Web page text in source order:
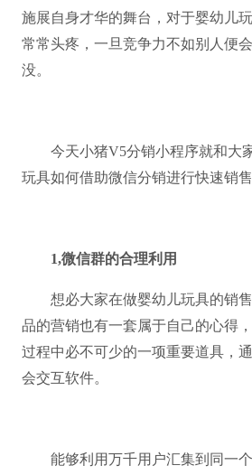
施展自身才华的舞台，对于婴幼儿
常常头疼，一旦竞争力不如别人便
没。
今天小猪V5分销小程序就和大
玩具如何借助微信分销进行快速销
1,微信群的合理利用
想必大家在做婴幼儿玩具的销售
品的营销也有一套属于自己的心得
过程中必不可少的一项重要道具，
会交互软件。
能够利用万千用户汇集到同一个